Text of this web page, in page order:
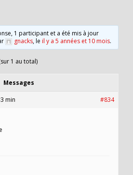
1 participant et a été mis à jour
gnacks, leil y a 5 années et 10 mois.
1 au total)
Messages
min #834